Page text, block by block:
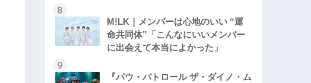
M!LK｜メンバーは心地のいい “運
命共同体”「こんなにいいメンバー
に出会えて本当によかった」
『パウ・パトロール ザ・ダイノ・ム